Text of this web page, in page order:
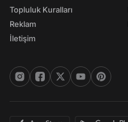
Topluluk Kuralları
Reklam
İletişim